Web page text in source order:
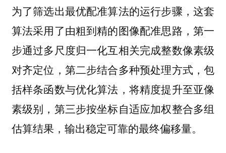
为了筛选出最优配准算法的运行步骤，这套
算法采用了由粗到精的图像配准思路，第一
步通过多尺度归一化互相关完成整数像素级
对齐定位，第二步结合多种预处理方式，包
括样条函数与优化算法，将精度提升至亚像
素级别，第三步按坐标自适应加权整合多组
估算结果，输出稳定可靠的最终偏移量。